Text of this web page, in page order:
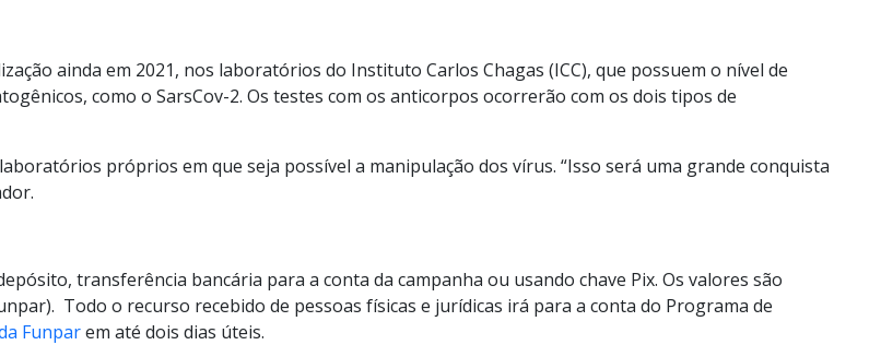
ainda em 2021, nos laboratórios do Instituto Carlos Chagas (ICC), que possuem o nível de
como o SarsCov-2. Os testes com os anticorpos ocorrerão com os dois tipos de
próprios em que seja possível a manipulação dos vírus. “Isso será uma grande conquista
transferência bancária para a conta da campanha ou usando chave Pix. Os valores são
Todo o recurso recebido de pessoas físicas e jurídicas irá para a conta do Programa de
Funparem até dois dias úteis.